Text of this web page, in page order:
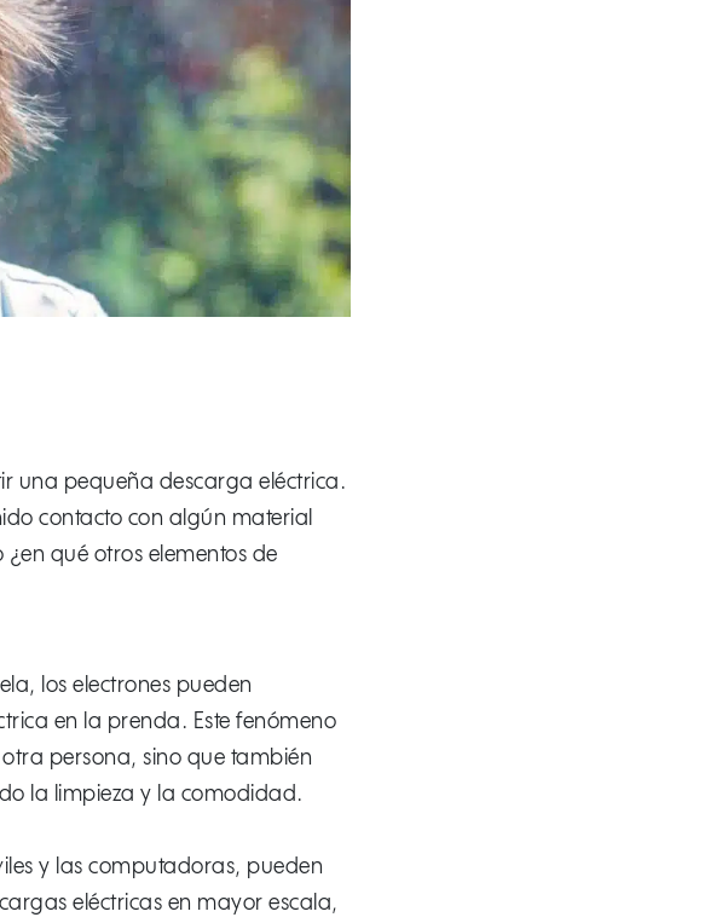
una pequeña descarga eléctrica.
contacto con algún material
qué otros elementos de
los electrones pueden
en la prenda. Este fenómeno
persona, sino que también
la limpieza y la comodidad.
y las computadoras, pueden
eléctricas en mayor escala,